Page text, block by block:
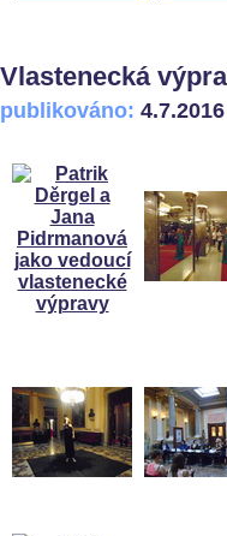
Vlastenecká
publikováno: 4.7.2016